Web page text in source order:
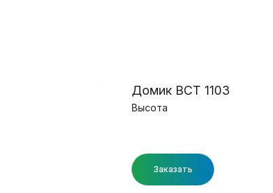
Домик ВСТ 1103
Высота
Заказать